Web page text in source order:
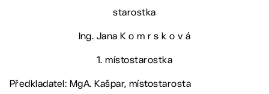
starostka
Ing. Jana K o m r s k o v á
1. místostarostka
Předkladatel: MgA. Kašpar, místostarosta